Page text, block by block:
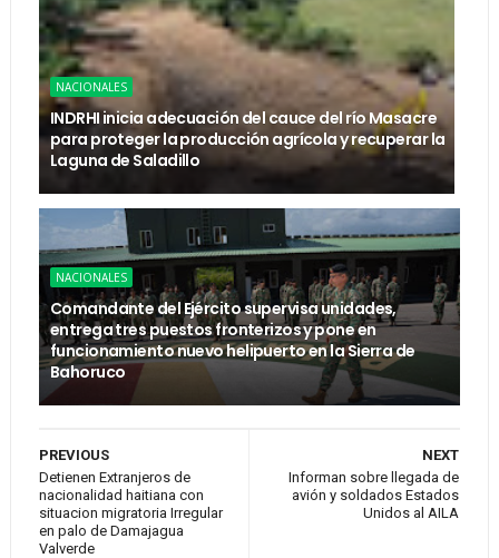
NACIONALES
INDRHI inicia adecuación del cauce del río Masacre
para proteger la producción agrícola y recuperar la
Laguna de Saladillo
NACIONALES
Comandante del Ejército supervisa unidades,
entrega tres puestos fronterizos y pone en
funcionamiento nuevo helipuerto en la Sierra de
Bahoruco
NEXT
Informan sobre llegada de
avión y soldados Estados
Unidos al AILA
PREVIOUS
Detienen Extranjeros de
nacionalidad haitiana con
situacion migratoria Irregular
en palo de Damajagua
Valverde